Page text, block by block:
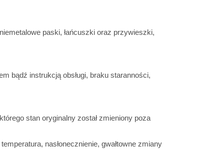
paski, łańcuszki oraz przywieszki,
bądź instrukcją obsługi, braku staranności,
stan oryginalny został zmieniony poza
nasłonecznienie, gwałtowne zmiany